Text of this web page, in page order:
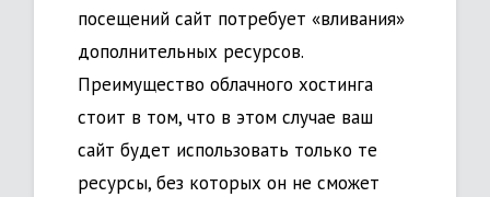
посещений сайт потребует «вливания»
дополнительных ресурсов.
Преимущество облачного хостинга
стоит в том, что в этом случае ваш
сайт будет использовать только те
ресурсы, без которых он не сможет